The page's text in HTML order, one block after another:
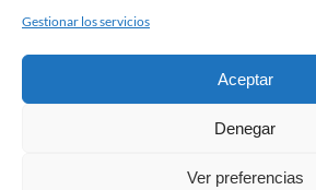
Gestionar los servicios
Aceptar
Denegar
Ver preferencias
2026 Todos los derechos reservados ©
Condiciones de
Aviso legal